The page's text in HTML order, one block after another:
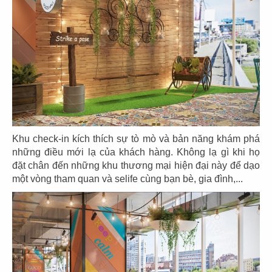
Khu check-in kích thích sự tò mò và bản năng khám phá
những điều mới lạ của khách hàng. Không lạ gì khi họ
đặt chân đến những khu thương mại hiện đại này để dạo
một vòng tham quan và selife cùng bạn bè, gia đình,...
EL GAUCHO
CN Lotte Mall - Tây Hồ
EL GAUCHO
CN Wink Hotel - Đà Nẵng
31
CN Tràng Tiền, Hà Nội
32
CN Hai Bà Trưng - Q.1
33
EL GAUCHO
CN Đà Nẵng
34
EL GAUCHO
CN Lê Lợi